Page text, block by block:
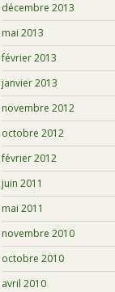
décembre 2013
mai 2013
février 2013
janvier 2013
novembre 2012
octobre 2012
février 2012
juin 2011
mai 2011
novembre 2010
octobre 2010
avril 2010